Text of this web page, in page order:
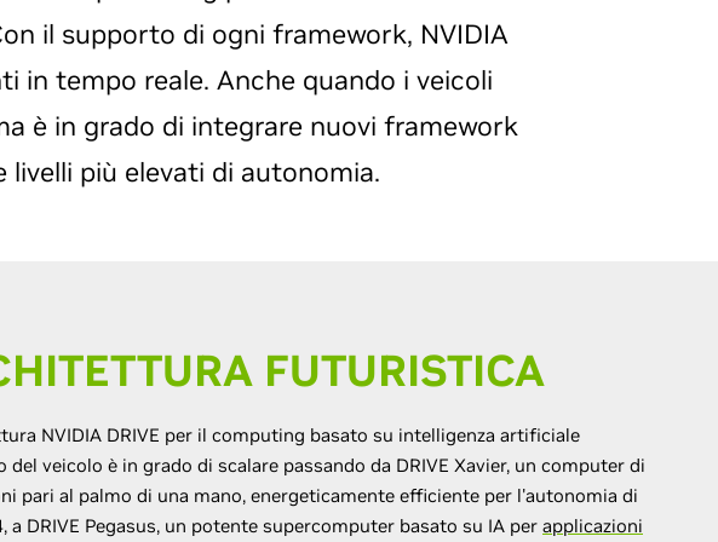
il supporto di ogni framework, NVIDIA
in tempo reale. Anche quando i veicoli
è in grado di integrare nuovi framework
più elevati di autonomia.
FUTURISTICA
NVIDIA DRIVE per il computing basato su intelligenza artificiale
del veicolo è in grado di scalare passando da DRIVE Xavier, un computer di
pari al palmo di una mano, energeticamente efficiente per l'autonomia di
a DRIVE Pegasus, un potente supercomputer basato su IA per applicazioni